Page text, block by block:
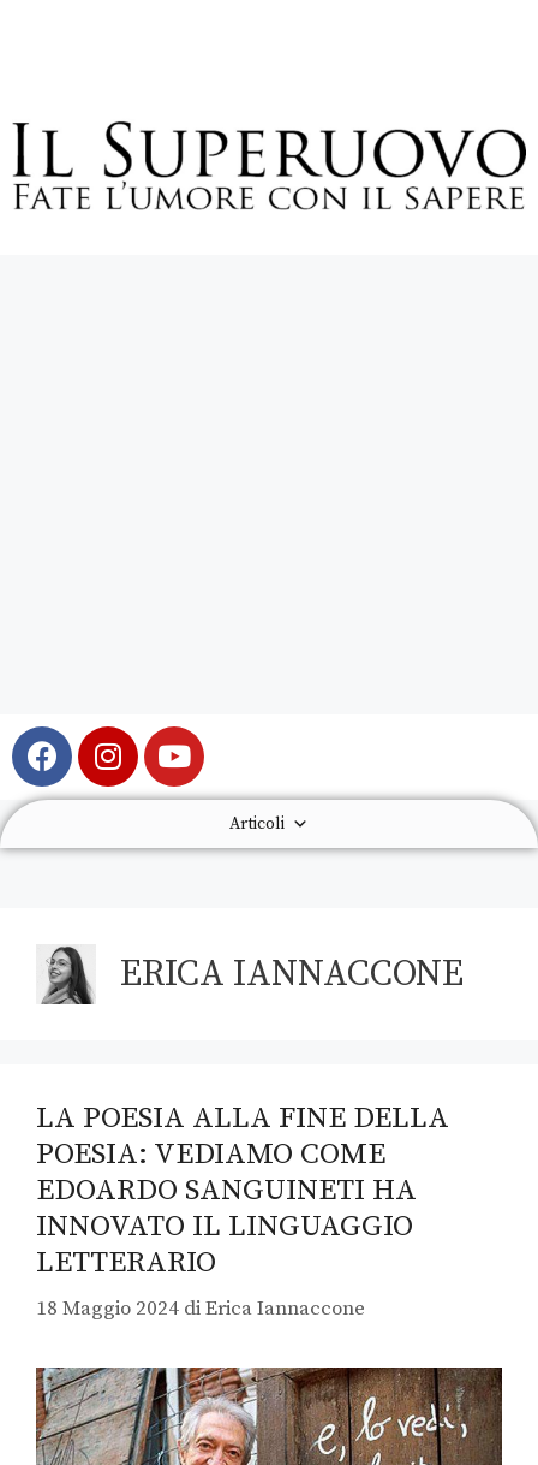
Articoli
ERICA IANNACCONE
LA POESIA ALLA FINE DELLA
POESIA: VEDIAMO COME
EDOARDO SANGUINETI HA
INNOVATO IL LINGUAGGIO
LETTERARIO
18 Maggio 2024 diErica Iannaccone